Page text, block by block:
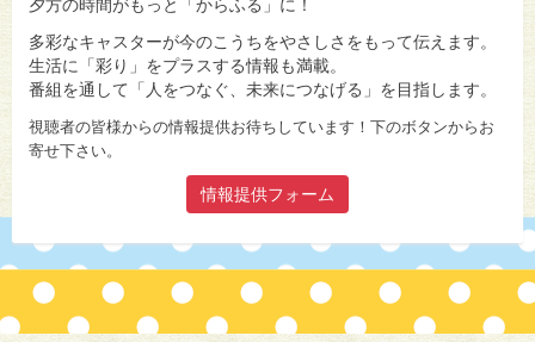
夕方の時間がもっと「からふる」に！
多彩なキャスターが今のこうちをやさしさをもって伝えます。
生活に「彩り」をプラスする情報も満載。
番組を通して「人をつなぐ、未来につなげる」を目指します。
視聴者の皆様からの情報提供お待ちしています！下のボタンからお
寄せ下さい。
情報提供フォーム